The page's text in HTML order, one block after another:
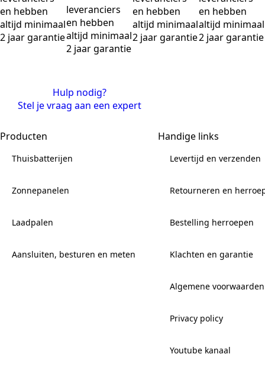
en hebben
altijd minimaal
2 jaar garantie
leveranciers
en hebben
altijd minimaal
2 jaar garantie
en hebben
altijd minimaal
2 jaar garantie
en hebben
altijd minimaal
2 jaar garantie
Hulp nodig?
Stel je vraag aan een expert
Producten
Thuisbatterijen
Zonnepanelen
Laadpalen
Aansluiten, besturen en meten
Handige links
Levertijd en verzenden
Retourneren en
Bestelling herroepen
Klachten en garantie
Algemene voorwaarden
Privacy policy
Youtube kanaal